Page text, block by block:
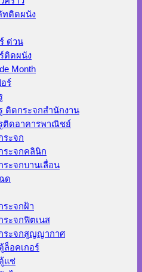
ทติดผนัง
ด่วน
ติดผนัง
Month
ร์
ติดกระจกสำนักงาน
ติดอาคารพาณิชย์
ระจก
ระจกคลินิก
ระจกบานเลื่อน
ด
ระจกฝ้า
ระจกฟิตเนส
ระจกสูญญากาศ
ล็อคเกอร์
แช่